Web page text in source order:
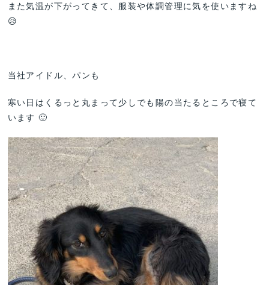
また気温が下がってきて、服装や体調管理に気を使いますね
😥
当社アイドル、パンも
寒い日はくるっと丸まって少しでも陽の当たるところで寝て
います 🙂